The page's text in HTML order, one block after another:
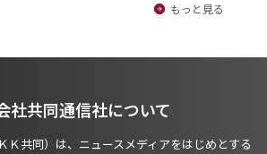
もっと見る
社共同通信社について
Ｋ共同）は、ニュースメディアをはじめとする